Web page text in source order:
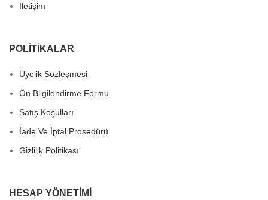
İletişim
POLITIKALAR
Üyelik Sözleşmesi
Ön Bilgilendirme Formu
Satış Koşulları
İade Ve İptal Prosedürü
Gizlilik Politikası
HESAP YÖNETIMI